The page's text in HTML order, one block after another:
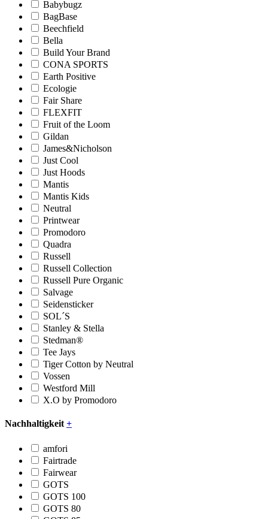
Babybugz
BagBase
Beechfield
Bella
Build Your Brand
CONA SPORTS
Earth Positive
Ecologie
Fair Share
FLEXFIT
Fruit of the Loom
Gildan
James&Nicholson
Just Cool
Just Hoods
Mantis
Mantis Kids
Neutral
Printwear
Promodoro
Quadra
Russell
Russell Collection
Russell Pure Organic
Salvage
Seidensticker
SOL´S
Stanley & Stella
Stedman®
Tee Jays
Tiger Cotton by Neutral
Vossen
Westford Mill
X.O by Promodoro
Nachhaltigkeit+
amfori
Fairtrade
Fairwear
GOTS
GOTS 100
GOTS 80